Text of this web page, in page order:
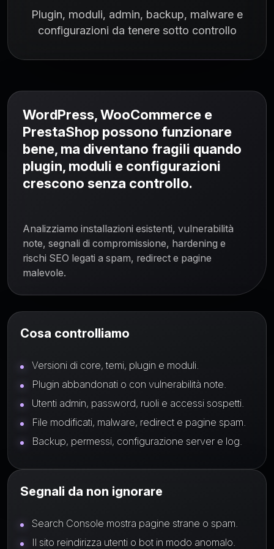
Plugin, moduli, admin, backup, malware e
configurazioni da tenere sotto controllo
WordPress, WooCommerce e
PrestaShop possono funzionare
bene, ma diventano fragili quando
plugin, moduli e configurazioni
crescono senza controllo.
Analizziamo installazioni esistenti, vulnerabilità
note, segnali di compromissione, hardening e
rischi SEO legati a spam, redirect e pagine
malevole.
Cosa controlliamo
Versioni di core, temi, plugin e moduli.
Plugin abbandonati o con vulnerabilità note.
Utenti admin, password, ruoli e accessi sospetti.
File modificati, malware, redirect e pagine spam.
Backup, permessi, configurazione server e log.
Segnali da non ignorare
Search Console mostra pagine strane o spam.
Il sito reindirizza utenti o bot in modo anomalo.